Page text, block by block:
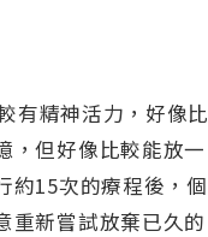
有精神活力，好像比
，但好像比較能放一
約15次的療程後，個
重新嘗試放棄已久的